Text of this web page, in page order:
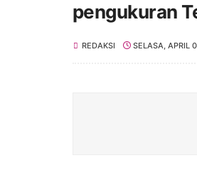
pengukuran
REDAKSI SELASA, APRIL